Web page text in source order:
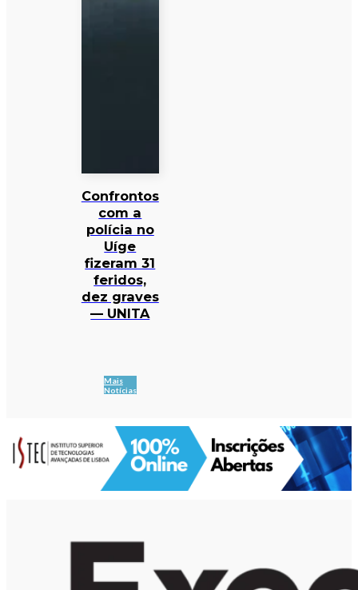
Confrontos
com a
polícia no
Uíge
fizeram 31
feridos,
dez graves
— UNITA
Mais
Notícias